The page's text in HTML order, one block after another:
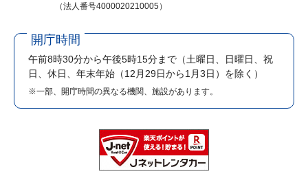
（法人番号4000020210005）
開庁時間
午前8時30分から午後5時15分まで （土曜日、日曜日、祝
日、休日、年末年始（12月29日から1月3日）を除く）
※一部、開庁時間の異なる機関、施設があります。